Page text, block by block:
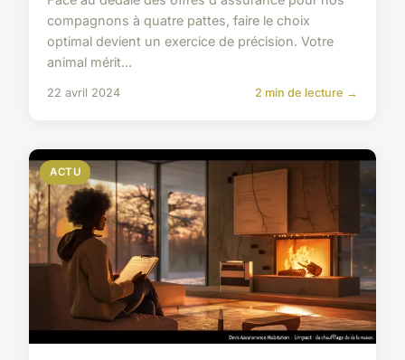
compagnons à quatre pattes, faire le choix
optimal devient un exercice de précision. Votre
animal mérit...
22 avril 2024 2 min de lecture →
ACTU